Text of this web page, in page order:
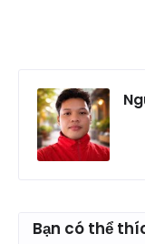
Bạn có thể